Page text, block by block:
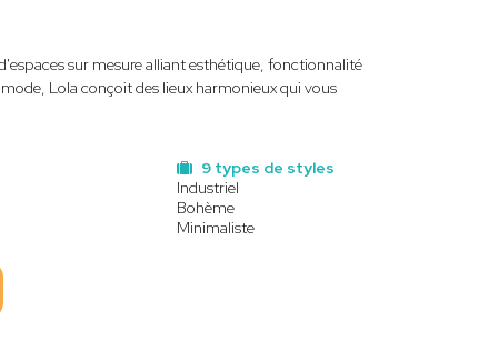
sur mesure alliant esthétique, fonctionnalité
Lola conçoit des lieux harmonieux qui vous
9 types de styles
Industriel
Bohème
Minimaliste